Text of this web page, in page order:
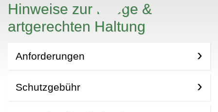
Hinweise zur Pflege &
artgerechten Haltung
Anforderungen
Schutzgebühr